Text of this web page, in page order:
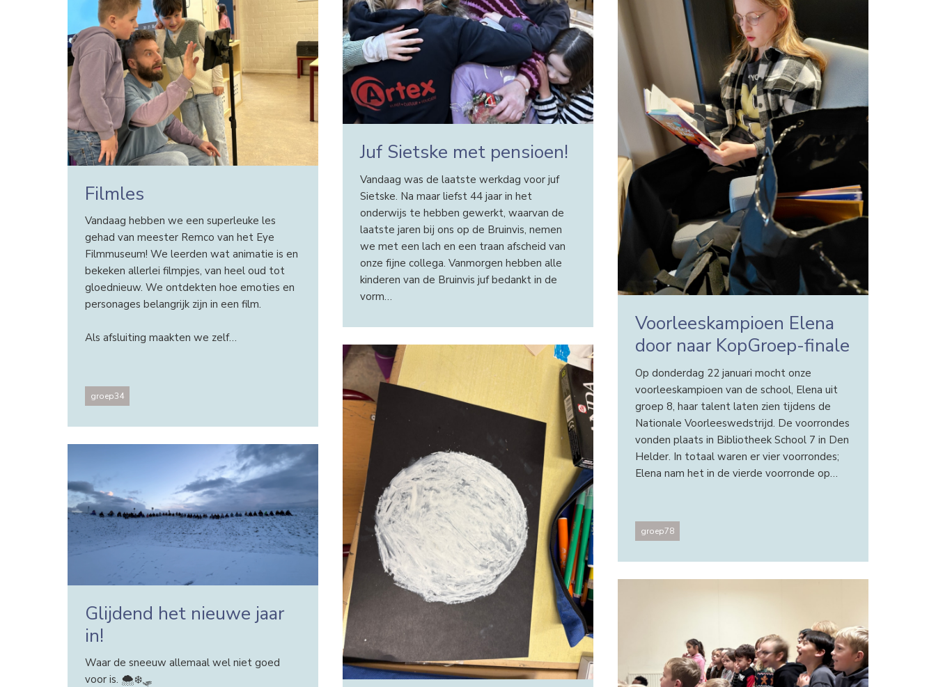
Juf Sietske met pensioen!
Vandaag was de laatste werkdag voor juf
Sietske. Na maar liefst 44 jaar in het
onderwijs te hebben gewerkt, waarvan de
laatste jaren bij ons op de Bruinvis, nemen
we met een lach en een traan afscheid van
onze fijne collega. Vanmorgen hebben alle
kinderen van de Bruinvis juf bedankt in de
vorm…
Voorleeskampioen Elena
door naar KopGroep-finale
Op donderdag 22 januari mocht onze
voorleeskampioen van de school, Elena uit
groep 8, haar talent laten zien tijdens de
Nationale Voorleeswedstrijd. De voorrondes
vonden plaats in Bibliotheek School 7 in Den
Helder. In totaal waren er vier voorrondes;
Elena nam het in de vierde voorronde op…
groep78
Filmles
Vandaag hebben we een superleuke les
gehad van meester Remco van het Eye
Filmmuseum! We leerden wat animatie is en
bekeken allerlei filmpjes, van heel oud tot
gloednieuw. We ontdekten hoe emoties en
personages belangrijk zijn in een film.
Als afsluiting maakten we zelf…
groep34
Glijdend het nieuwe jaar
in!
Waar de sneeuw allemaal wel niet goed
voor is. 🌨️❄️🛷